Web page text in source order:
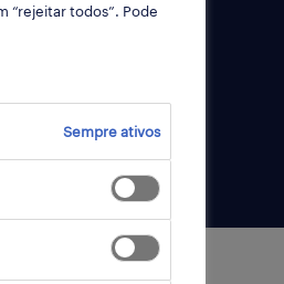
“rejeitar todos”. Pode
Sempre ativos